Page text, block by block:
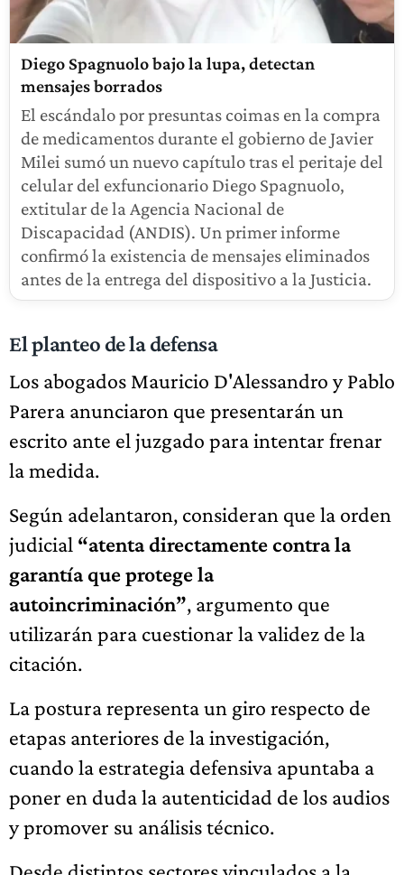
Diego Spagnuolo bajo la lupa, detectan
mensajes borrados
El escándalo por presuntas coimas en la compra
de medicamentos durante el gobierno de Javier
Milei sumó un nuevo capítulo tras el peritaje del
celular del exfuncionario Diego Spagnuolo,
extitular de la Agencia Nacional de
Discapacidad (ANDIS). Un primer informe
confirmó la existencia de mensajes eliminados
antes de la entrega del dispositivo a la Justicia.
El planteo de la defensa
Los abogados Mauricio D'Alessandro y Pablo
Parera anunciaron que presentarán un
escrito ante el juzgado para intentar frenar
la medida.
Según adelantaron, consideran que la orden
judicial “atenta directamente contra la
garantía que protege la
autoincriminación”, argumento que
utilizarán para cuestionar la validez de la
citación.
La postura representa un giro respecto de
etapas anteriores de la investigación,
cuando la estrategia defensiva apuntaba a
poner en duda la autenticidad de los audios
y promover su análisis técnico.